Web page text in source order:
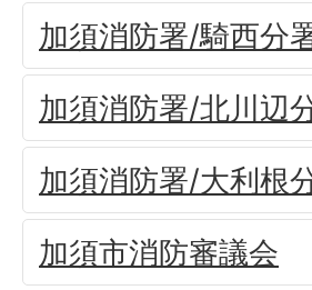
加須消防署/騎西分
加須消防署/北川辺
加須消防署/大利根
加須市消防審議会